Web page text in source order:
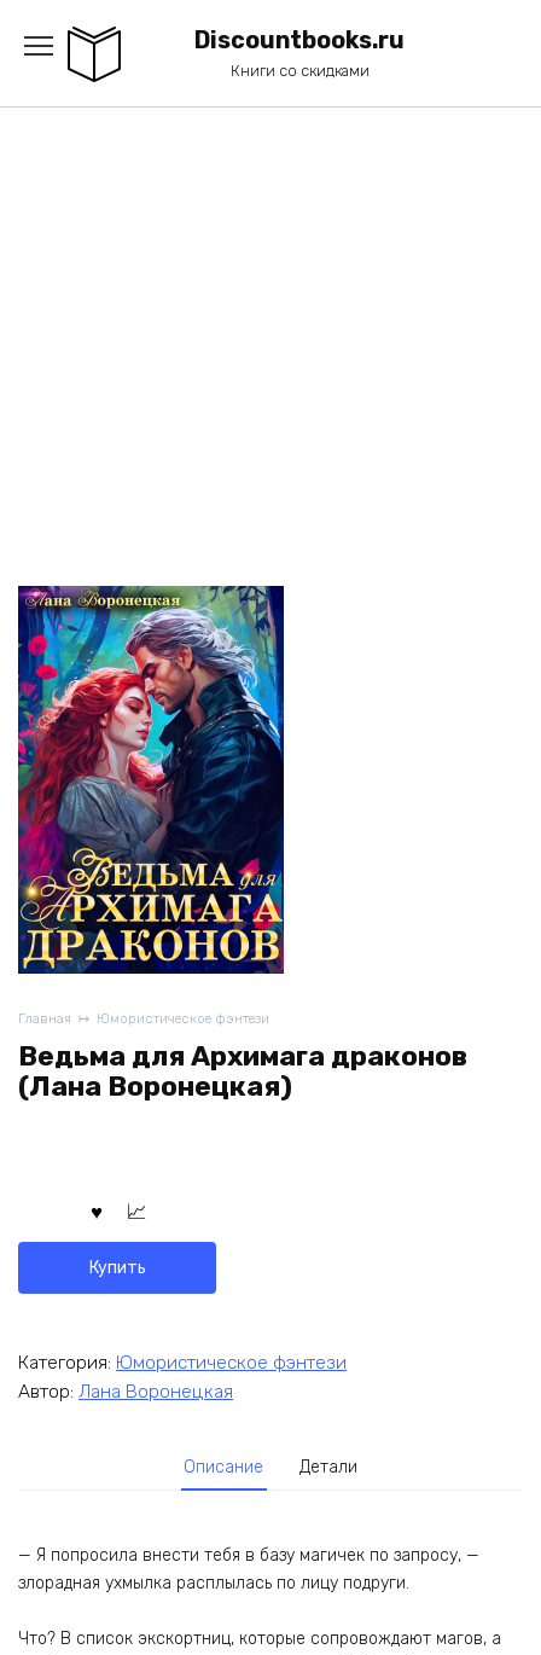
содержанию
Discountbooks.ru
Книги со скидками
Главная Юмористическое фэнтези
Ведьма для Архимага драконов
(Лана Воронецкая)
Купить
Категория: Юмористическое фэнтези
Автор: Лана Воронецкая
Описание Детали
— Я попросила внести тебя в базу магичек по запросу, —
злорадная ухмылка расплылась по лицу подруги.
Что? В список экскортниц, которые сопровождают магов, а